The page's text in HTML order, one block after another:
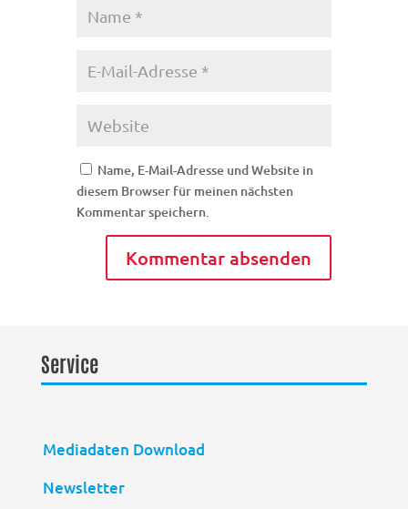
Name, E-Mail-Adresse und Website in
diesem Browser für meinen nächsten
Kommentar speichern.
Service
Mediadaten Download
Newsletter